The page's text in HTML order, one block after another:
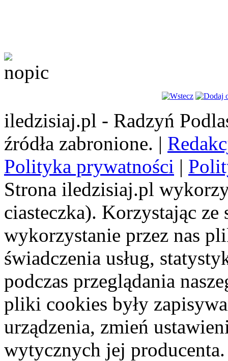
iledzisiaj.pl - Radzyń
źródła zabronione. |
Polityka prywatności |
Strona iledzisiaj.pl
ciasteczka). Korzystając
wykorzystanie przez nas
świadczenia usług,
podczas przeglądania
pliki cookies były
urządzenia, zmień
wytycznych jej producenta.